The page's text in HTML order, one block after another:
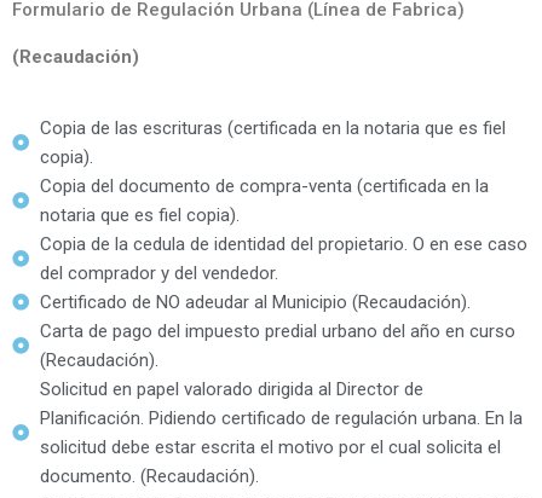
Formulario de Regulación Urbana (Línea de Fabrica)
(Recaudación)
Copia de las escrituras (certificada en la notaria que es fiel
copia).
Copia del documento de compra-venta (certificada en la
notaria que es fiel copia).
Copia de la cedula de identidad del propietario. O en ese caso
del comprador y del vendedor.
Certificado de NO adeudar al Municipio (Recaudación).
Carta de pago del impuesto predial urbano del año en curso
(Recaudación).
Solicitud en papel valorado dirigida al Director de
Planificación. Pidiendo certificado de regulación urbana. En la
solicitud debe estar escrita el motivo por el cual solicita el
documento. (Recaudación).